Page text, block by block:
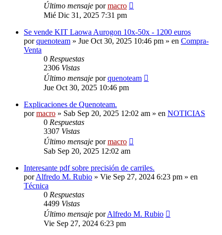
Último mensaje pormacro
Mié Dic 31, 2025 7:31 pm
Se vende KIT Laowa Aurogon 10x-50x - 1200 euros
porquenoteam » Jue Oct 30, 2025 10:46 pm » en Compra-
Venta
0 Respuestas
2306 Vistas
Último mensaje porquenoteam
Jue Oct 30, 2025 10:46 pm
Explicaciones de Quenoteam.
pormacro » Sab Sep 20, 2025 12:02 am » en NOTICIAS
0 Respuestas
3307 Vistas
Último mensaje pormacro
Sab Sep 20, 2025 12:02 am
Interesante pdf sobre precisión de carriles.
porAlfredo M. Rubio » Vie Sep 27, 2024 6:23 pm » en
Técnica
0 Respuestas
4499 Vistas
Último mensaje porAlfredo M. Rubio
Vie Sep 27, 2024 6:23 pm